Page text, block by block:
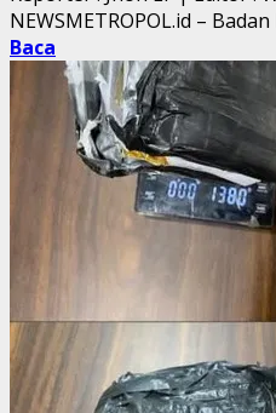
NEWSMETROPOL.id –
Baca